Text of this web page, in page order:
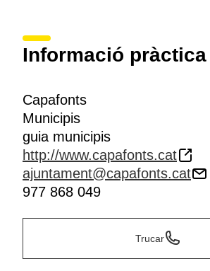
Informació pràctica
Capafonts
Municipis
guia municipis
http://www.capafonts.cat
ajuntament@capafonts.cat
977 868 049
Trucar